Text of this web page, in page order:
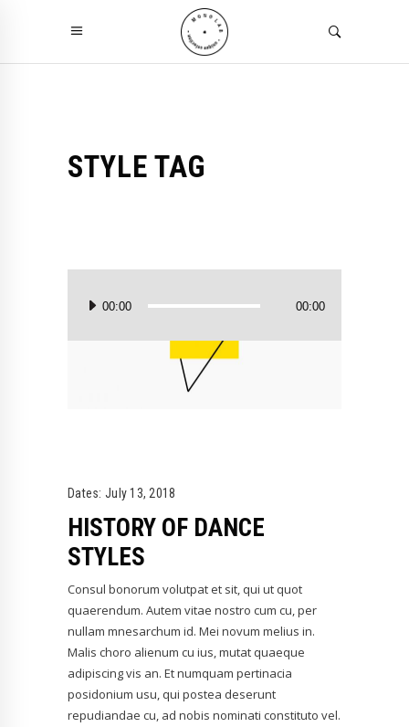
STYLE TAG
Player 00:00 00:00
Dates: July 13, 2018
HISTORY OF DANCE
STYLES
Consul bonorum volutpat et sit, qui ut quot
quaerendum. Autem vitae nostro cum cu, per
nullam mnesarchum id. Mei novum melius in.
Malis choro alienum cu ius, mutat quaeque
adipiscing vis an. Et numquam pertinacia
posidonium usu, qui postea deserunt
repudiandae cu, ad nobis nominati constituto vel.